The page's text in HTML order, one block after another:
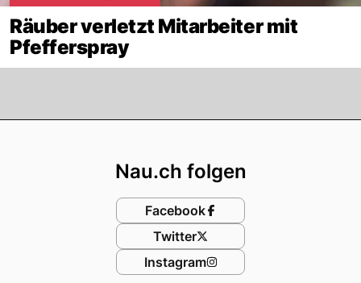
Räuber verletzt Mitarbeiter mit
Pfefferspray
Nau.ch folgen
Facebook
Twitter
Instagram